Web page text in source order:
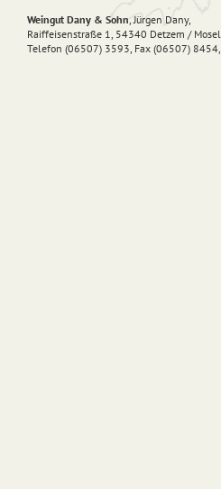
Weingut Dany & Sohn, Jürgen Dany,
Raiffeisenstraße 1, 54340 Detzem /
Telefon (06507) 3593, Fax (06507) 8454,